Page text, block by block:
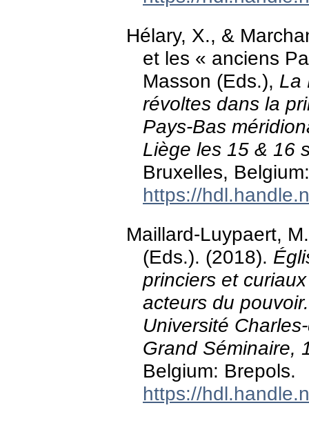
Hélary, X., &
et les « anciens
Masson (Eds.), La
révoltes dans la
Pays-Bas
Liège les 15 & 16
Bruxelles,
https://
Maillard-Luypaert,
(Eds.). (2018).
princiers et
acteurs du
Université
Grand Séminaire,
Belgium: Brepols.
https://